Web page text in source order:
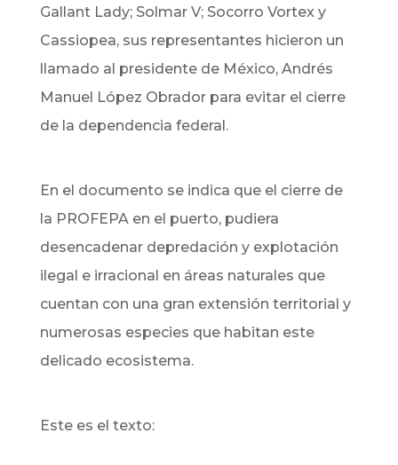
Gallant Lady; Solmar V; Socorro Vortex y
Cassiopea, sus representantes hicieron un
llamado al presidente de México, Andrés
Manuel López Obrador para evitar el cierre
de la dependencia federal.
En el documento se indica que el cierre de
la PROFEPA en el puerto, pudiera
desencadenar depredación y explotación
ilegal e irracional en áreas naturales que
cuentan con una gran extensión territorial y
numerosas especies que habitan este
delicado ecosistema.
Este es el texto: